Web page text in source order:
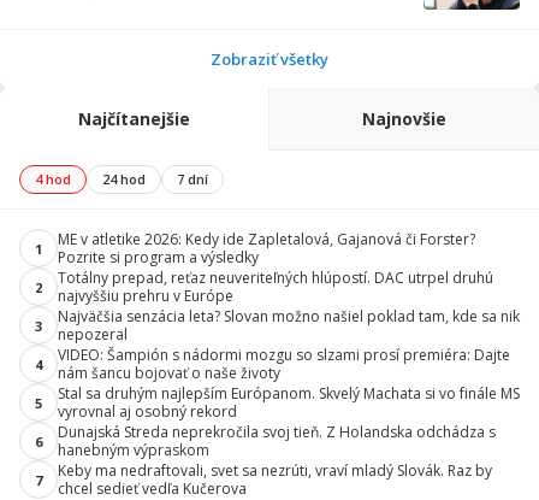
Zobraziť všetky
Najčítanejšie Najnovšie
4 hod 24 hod 7 dní
1
ME v atletike 2026: Kedy ide Zapletalová, Gajanová či Forster?
Pozrite si program a výsledky
2
Totálny prepad, reťaz neuveriteľných hlúpostí. DAC utrpel druhú
najvyššiu prehru v Európe
3
Najväčšia senzácia leta? Slovan možno našiel poklad tam, kde sa nik
nepozeral
4
VIDEO: Šampión s nádormi mozgu so slzami prosí premiéra: Dajte
nám šancu bojovať o naše životy
5
Stal sa druhým najlepším Európanom. Skvelý Machata si vo finále MS
vyrovnal aj osobný rekord
6
Dunajská Streda neprekročila svoj tieň. Z Holandska odchádza s
hanebným výpraskom
7
Keby ma nedraftovali, svet sa nezrúti, vraví mladý Slovák. Raz by
chcel sedieť vedľa Kučerova